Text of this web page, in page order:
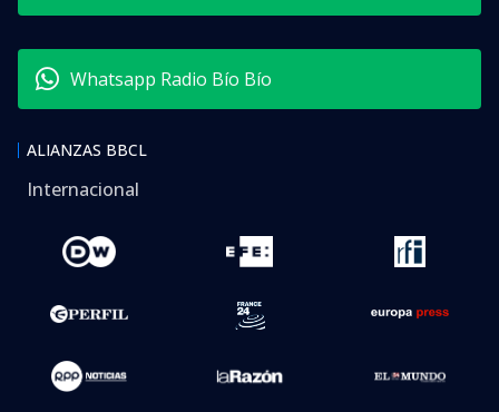
Whatsapp Radio Bío Bío
ALIANZAS BBCL
Internacional